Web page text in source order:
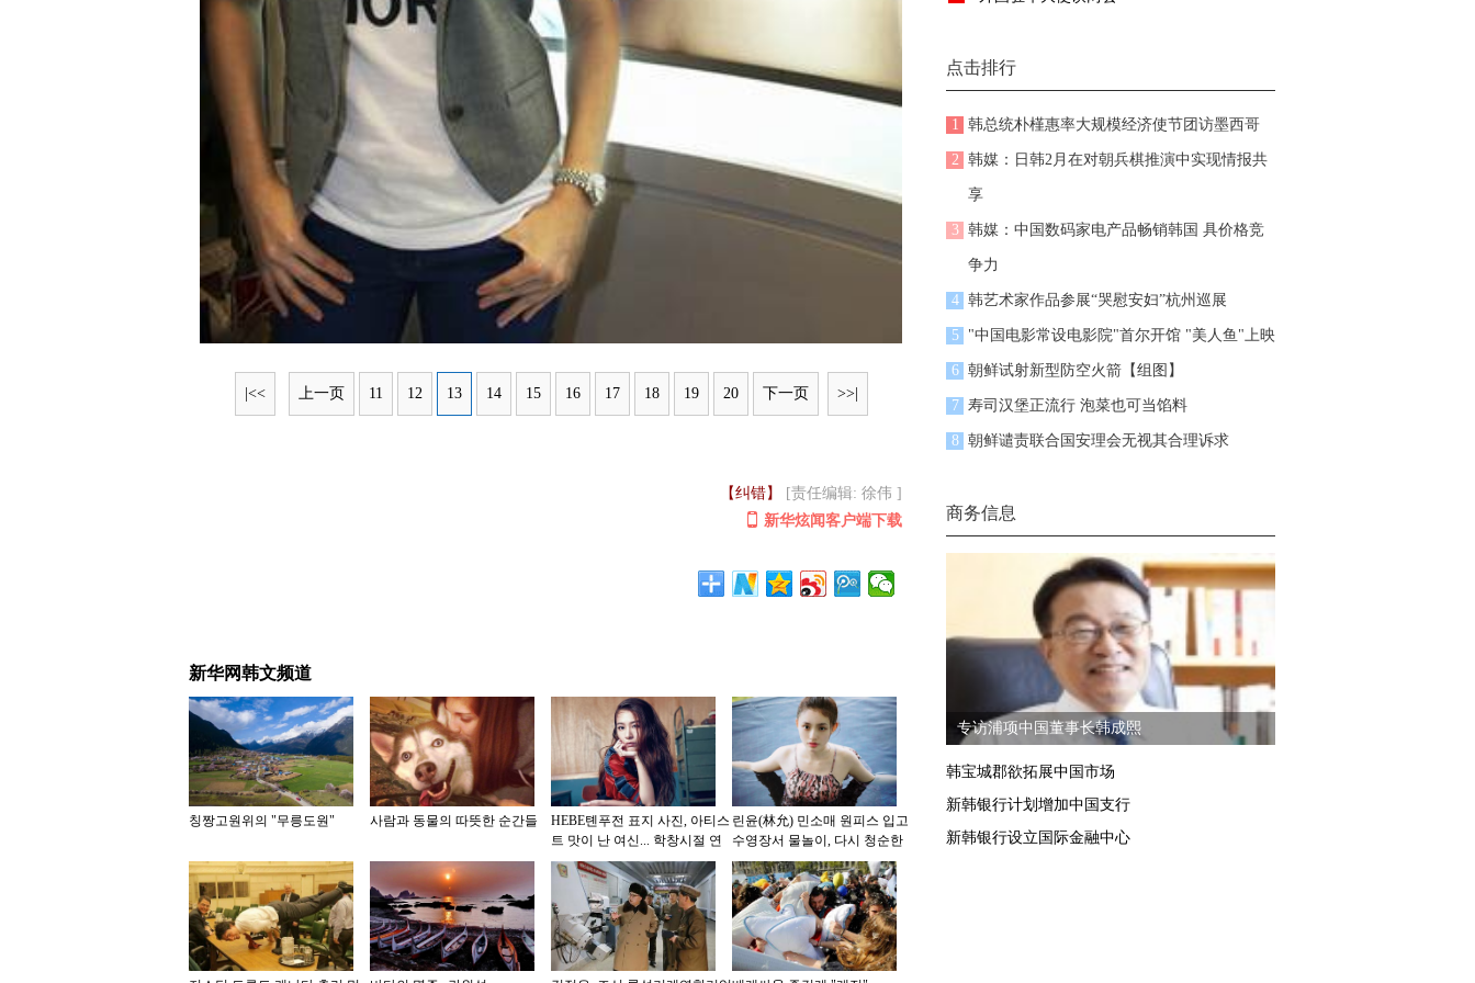
点击排行
1 韩总统朴槿惠率大规模经济使节团访墨西哥
2 韩媒：日韩2月在对朝兵棋推演中实现情报共
享
3 韩媒：中国数码家电产品畅销韩国 具价格竞
争力
4 韩艺术家作品参展“哭慰安妇”杭州巡展
5 "中国电影常设电影院"首尔开馆 "美人鱼"上映
6 朝鲜试射新型防空火箭【组图】
7 寿司汉堡正流行 泡菜也可当馅料
8 朝鲜谴责联合国安理会无视其合理诉求
商务信息
专访浦项中国董事长韩成熙
韩宝城郡欲拓展中国市场
新韩银行计划增加中国支行
新韩银行设立国际金融中心
|<< 上一页 11 12 13 14 15 16 17 18 19 20 下一页 >>|
【纠错】
[责任编辑: 徐伟 ]
新华炫闻客户端下载
新华网韩文频道
칭짱고원위의 "무릉도원" 사람과 동물의 따뜻한 순간들
HEBE톈푸전 표지 사진, 아티스
트 맛이 난 여신... 학창시절 연
상케
린윤(林允) 민소매 원피스 입고
수영장서 물놀이, 다시 청순한
미인어로